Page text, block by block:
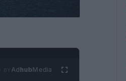
AdhubMedia